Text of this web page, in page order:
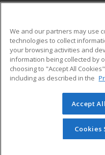
Military
Financial Assistance
Help
© 2026 ed2go, a division
reserved. The material on
redistributed unless
permission from
We and our partners may use
technologies to collect
your browsing activities and
information being collected by
choosing to "Accept All
including as described in the
Accept
Cookies